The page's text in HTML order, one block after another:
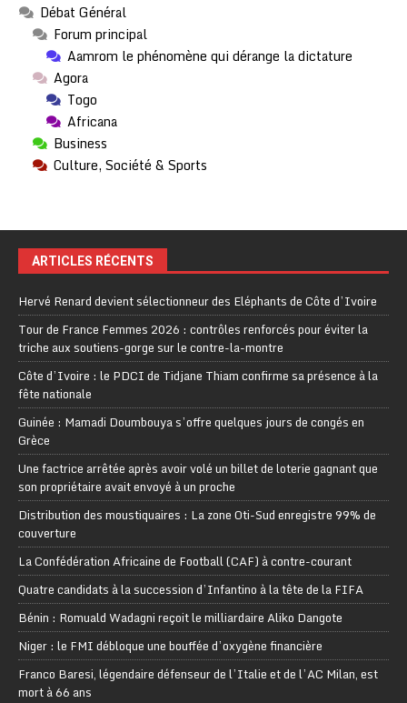
Débat Général
Forum principal
Aamrom le phénomène qui dérange la dictature
Agora
Togo
Africana
Business
Culture, Société & Sports
ARTICLES RÉCENTS
Hervé Renard devient sélectionneur des Eléphants de Côte d’Ivoire
Tour de France Femmes 2026 : contrôles renforcés pour éviter la
triche aux soutiens-gorge sur le contre-la-montre
Côte d’Ivoire : le PDCI de Tidjane Thiam confirme sa présence à la
fête nationale
Guinée : Mamadi Doumbouya s’offre quelques jours de congés en
Grèce
Une factrice arrêtée après avoir volé un billet de loterie gagnant que
son propriétaire avait envoyé à un proche
Distribution des moustiquaires : La zone Oti-Sud enregistre 99% de
couverture
La Confédération Africaine de Football (CAF) à contre-courant
Quatre candidats à la succession d’Infantino à la tête de la FIFA
Bénin : Romuald Wadagni reçoit le milliardaire Aliko Dangote
Niger : le FMI débloque une bouffée d’oxygène financière
Franco Baresi, légendaire défenseur de l’Italie et de l’AC Milan, est
mort à 66 ans